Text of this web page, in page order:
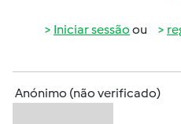
Iniciar sessão ou
Anónimo (não verificado)